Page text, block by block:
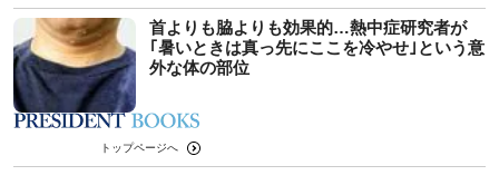
首よりも脇よりも効果的…熱中症研究者が
｢暑いときは真っ先にここを冷やせ｣という意
外な体の部位
トップページへ